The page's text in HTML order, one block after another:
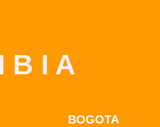
B I A
BOGOTA